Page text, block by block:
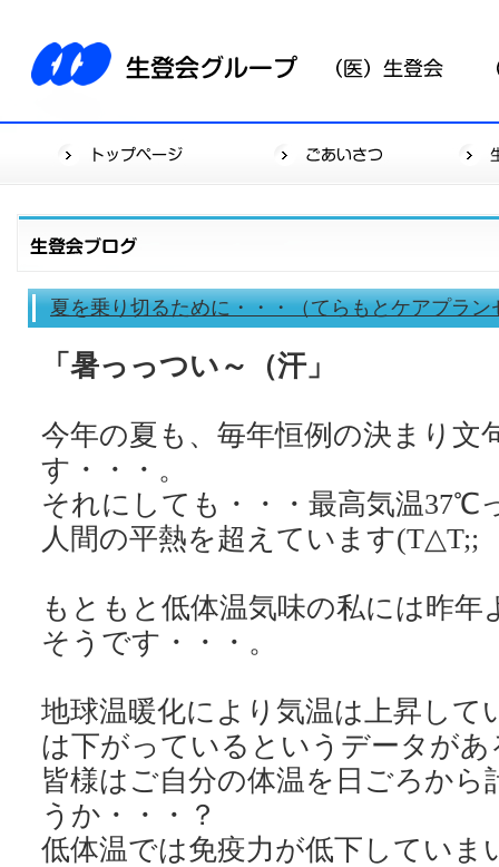
夏を乗り切るために・・・（てらもとケアプラン
「暑っっつい～（汗」
今年の夏も、毎年恒例の決まり文
す・・・。
それにしても・・・最高気温37℃
人間の平熱を超えています(T△T;;
もともと低体温気味の私には昨
そうです・・・。
地球温暖化により気温は上昇して
は下がっているというデータが
皆様はご自分の体温を日ごろか
うか・・・？
低体温では免疫力が低下していま